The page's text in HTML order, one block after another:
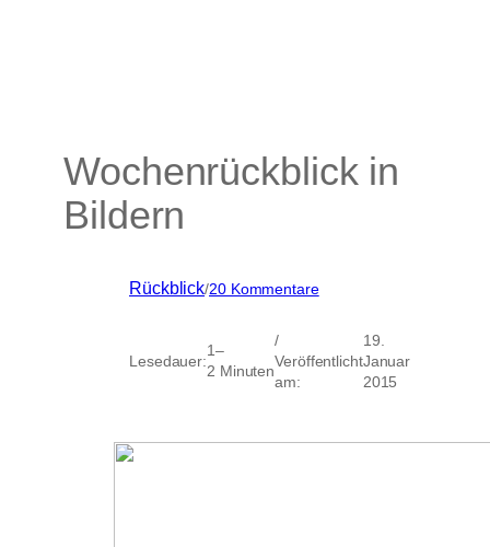
Wochenrückblick in
Bildern
Rückblick/20 Kommentarezu
Bildern
Lesedauer:
1–
2 Minuten
/
Veröffentlicht
am:
19.
Januar
2015